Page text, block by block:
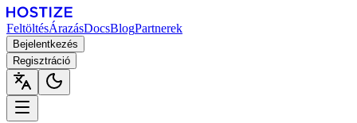
FeltöltésÁrazásDocsBlogPartnerek
Bejelentkezés
Regisztráció